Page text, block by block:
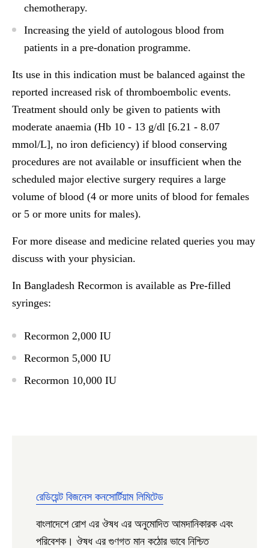
chemotherapy.
Increasing the yield of autologous blood from
patients in a pre-donation programme.
Its use in this indication must be balanced against the
reported increased risk of thromboembolic events.
Treatment should only be given to patients with
moderate anaemia (Hb 10 - 13 g/dl [6.21 - 8.07
mmol/L], no iron deficiency) if blood conserving
procedures are not available or insufficient when the
scheduled major elective surgery requires a large
volume of blood (4 or more units of blood for females
or 5 or more units for males).
For more disease and medicine related queries you may
discuss with your physician.
In Bangladesh Recormon is available as Pre-filled
syringes:
Recormon 2,000 IU
Recormon 5,000 IU
Recormon 10,000 IU
রেডিয়েন্ট বিজনেস কনসোর্টিয়াম লিমিটেড
বাংলাদেশে রোশ এর ঔষধ এর অনুমোদিত আমদানিকারক এবং
পরিবেশক। ঔষধ এর গুণগত মান কঠোর ভাবে নিশ্চিত